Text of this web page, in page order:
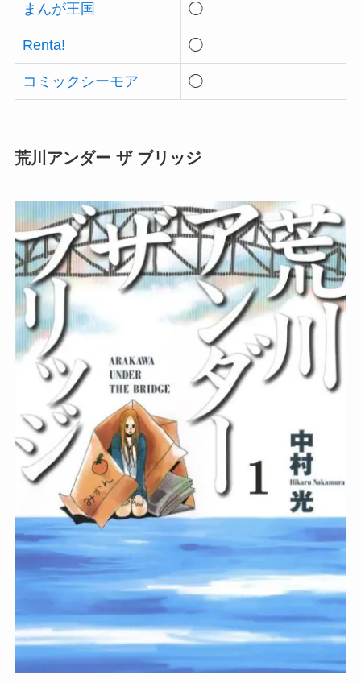
まんが王国 ◯
Renta! ◯
コミックシーモア ◯
荒川アンダー ザ ブリッジ